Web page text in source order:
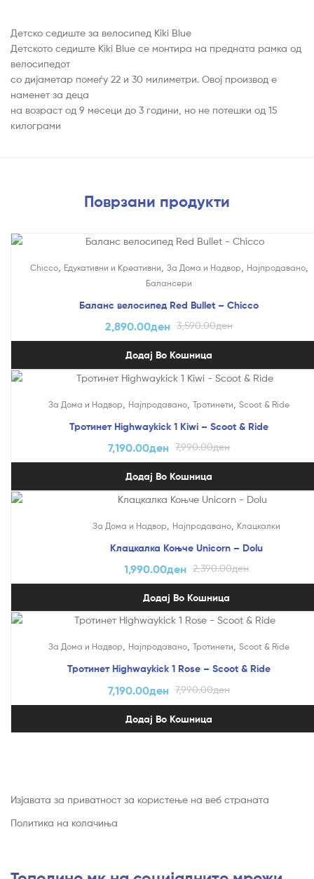
Детско седиште за велосипед Kiki Blue
Детското седиште Kiki Blue се монтира на предната рамка од
велосипедот
со дијаметар помеѓу 22 и 30 милиметри. Овој производ е
наменет за деца
на возраст од 9 месеци до 3 години, но не потешки од 15
килограми
Поврзани продукти
Chicco, Едукативни и Креативни За Дома и Надвор Најпродавано,
Балансери
Баланс велосипед Red Bullet – Chicco
3,590.00ден
2,890.00ден
Додај Во Кошница
За Дома и Надвор Најпродавано Тротинети Scoot & Ride
Тротинет Highwaykick 1 Kiwi – Scoot & Ride
7,990.00ден
7,190.00ден
Додај Во Кошница
За Дома и Надвор Најпродавано Клацкалки
Клацкалка Коњче Unicorn – Dolu
2,390.00ден
1,990.00ден
Додај Во Кошница
За Дома и Надвор, Најпродавано, Тротинети, Scoot & Ride
Тротинет Highwaykick 1 Rose – Scoot & Ride
7,990.00ден
7,190.00ден
Додај Во Кошница
Изјавата за приватност за користење на веб страната
Политика на колачиња